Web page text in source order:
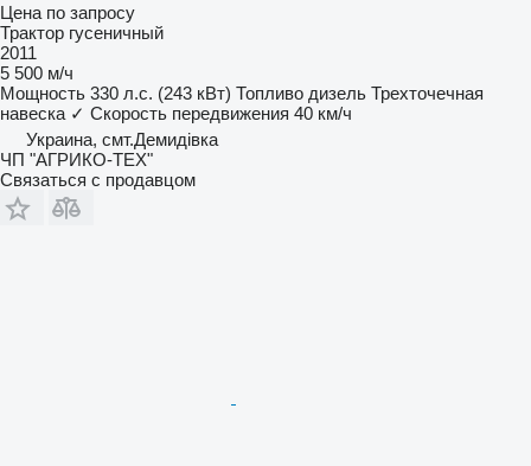
Цена по запросу
Трактор гусеничный
2011
5 500 м/ч
Мощность 330 л.с. (243 кВт) Топливо дизель Трехточечная
навеска ✓ Скорость передвижения 40 км/ч
Украина, смт.Демидівка
ЧП "АГРИКО-ТЕХ"
Связаться с продавцом